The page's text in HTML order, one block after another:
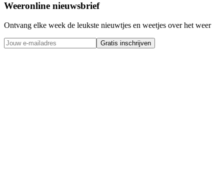
Weeronline nieuwsbrief
Ontvang elke week de leukste nieuwtjes en weetjes over het weer
Gratis inschrijven